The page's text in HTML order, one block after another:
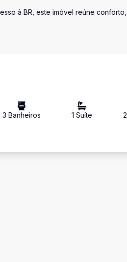
à BR, este imóvel reúne conforto,
3 Banheiros 1 Suíte 2